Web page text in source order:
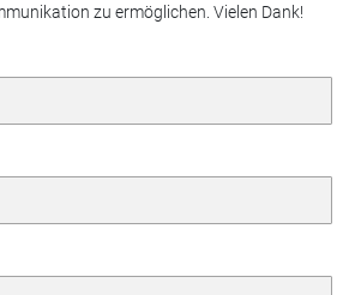
zu ermöglichen. Vielen Dank!